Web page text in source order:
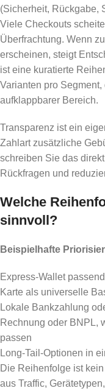
(Sicherheit, Rückgabe,
Viele Checkouts
Überfrachtung. Wenn
erscheinen, steigt
ist eine kuratierte
Varianten pro Segment,
aufklappbarer Bereich.
Transparenz ist ein
Zahlart zusätzliche
schreiben Sie das
Rückfragen und
Welche
sinnvoll?
Beispielhafte
Express-Wallet
Karte als universelle
Lokale Bankzahlung
Rechnung oder BNPL,
passen
Long-Tail-Optionen in
Die Reihenfolge ist
aus Traffic,